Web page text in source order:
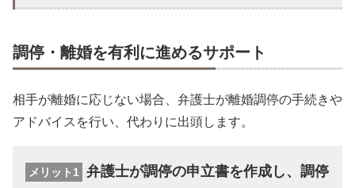
調停・離婚を有利に進めるサポート
相手が離婚に応じない場合、弁護士が離婚調停の手続きや
アドバイスを行い、代わりに出頭します。
メリット1
弁護士が調停の申立書を作成し、調停